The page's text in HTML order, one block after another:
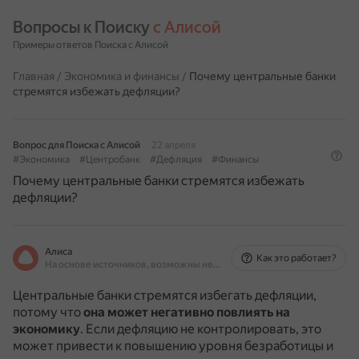
Вопросы к Поиску с Алисой
Примеры ответов Поиска с Алисой
Главная / Экономика и финансы / Почему центральные банки
стремятся избежать дефляции?
Вопрос для Поиска с Алисой
22 апреля
#Экономика
#Центробанк #Дефляция #Финансы
Почему центральные банки стремятся избежать
дефляции?
Алиса
На основе источников, возможны неточности
Как это работает?
Центральные банки стремятся избегать дефляции,
потому чтоона может негативно повлиять на
экономику. Если дефляцию не контролировать, это
может привести к повышению уровня безработицы и